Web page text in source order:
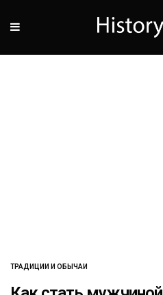
ТРАДИЦИИ И ОБЫЧАИ